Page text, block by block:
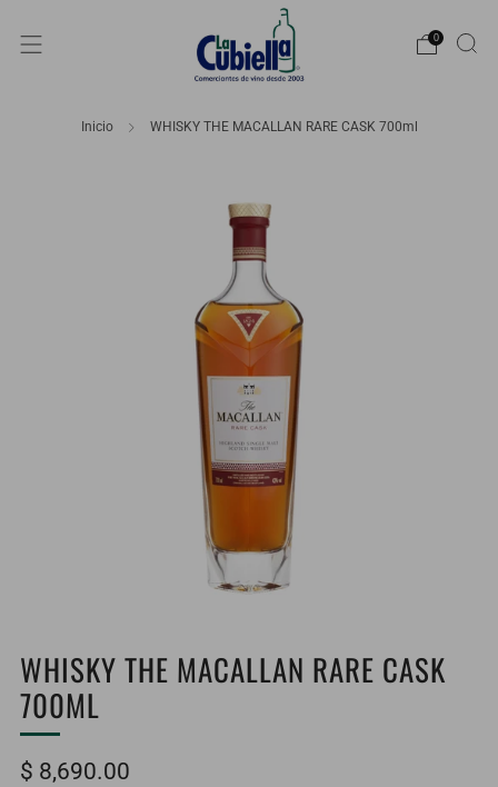
0
Inicio WHISKY THE MACALLAN RARE CASK 700ml
WHISKY THE MACALLAN RARE CASK
700ML
Precio
$ 8,690.00